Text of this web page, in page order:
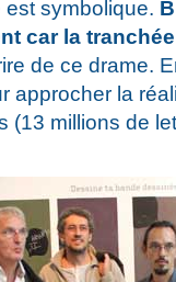
symbolique.
car la
de ce drame.
approcher la
millions de